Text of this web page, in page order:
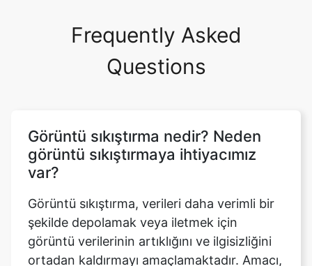
Görüntü sıkıştırma, verileri daha verimli bir
şekilde depolamak veya iletmek için
ortadan kaldırmayı amaçlamaktadır. Amacı,
bir görüntüyü temsil etmek için gerekli bit
sayısını azaltmaktır. İki tür görüntü